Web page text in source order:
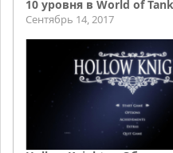
10 уровня в World of
Сентябрь 14, 2017